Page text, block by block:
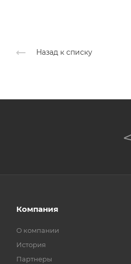
Назад к списку
Компания
О компании
История
Партнеры